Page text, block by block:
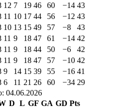
12 7 19 46 60 −14 43
11 10 17 44 56 −12 43
10 13 15 49 57 −8
43
11 9 18 47 61 −14 42
11 9 18 44 50 −6
42
11 9 18 47 57 −10 42
9 14 15 39 55 −16 41
6 11 21 26 60 −34 29
04.06.2026
D L GF GA GD Pts